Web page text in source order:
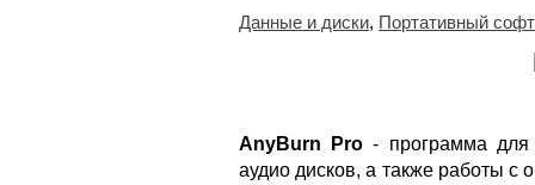
Данные и диски, Портативный софт
AnyBurn Pro - программа для
аудио дисков, а также работы